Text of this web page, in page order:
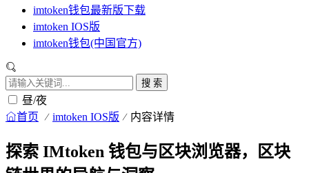
imtoken钱包最新版下载
imtoken IOS版
imtoken钱包(中国官方)
搜 索
昼/夜
首页 imtoken IOS版 内容详情
探索 IMtoken 钱包与区块浏览器，区块